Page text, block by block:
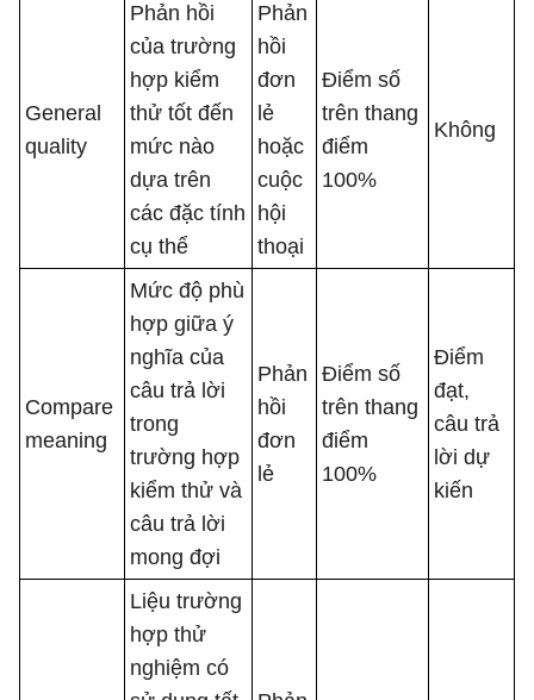
General
quality
Phản hồi
của trường
hợp kiểm
thử tốt đến
mức nào
dựa trên
các đặc tính
cụ thể
Phản
hồi
đơn
lẻ
hoặc
cuộc
hội
thoại
Điểm số
trên thang
điểm
100%
Không
Compare
meaning
Mức độ phù
hợp giữa ý
nghĩa của
câu trả lời
trong
trường hợp
kiểm thử và
câu trả lời
mong đợi
Phản
hồi
đơn
lẻ
Điểm số
trên thang
điểm
100%
Điểm
đạt,
câu trả
lời dự
kiến
Liệu trường
hợp thử
nghiệm có